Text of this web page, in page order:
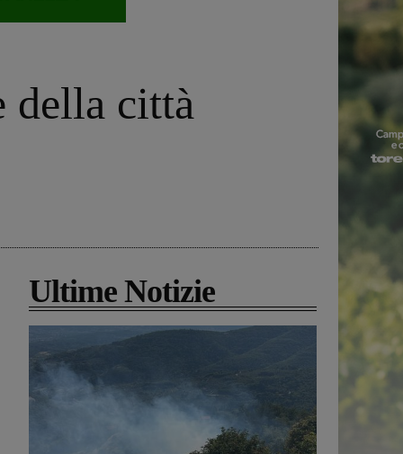
della città
Ultime Notizie